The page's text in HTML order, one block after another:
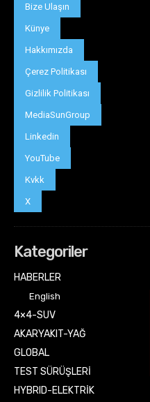
Bize Ulaşın
Künye
Hakkımızda
Çerez Politikası
Gizlilik Politikası
MediaSunGroup
Linkedin
YouTube
Kvkk
X
Kategoriler
HABERLER
English
4×4-SUV
AKARYAKIT-YAĞ
GLOBAL
TEST SÜRÜŞLERİ
HYBRID-ELEKTRİK